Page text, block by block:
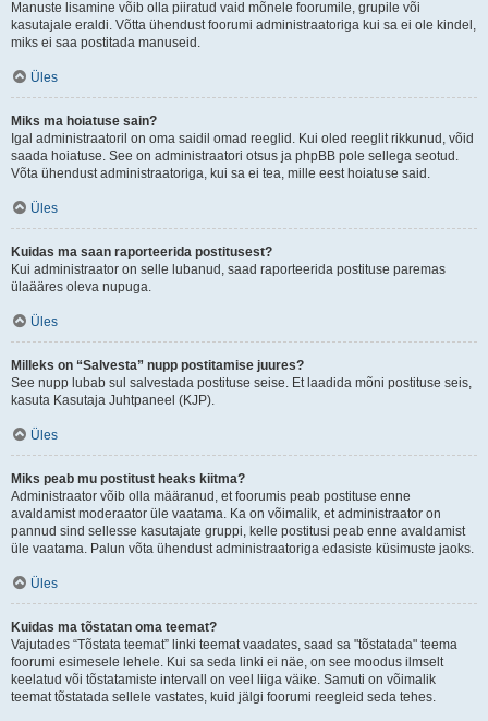
Manuste lisamine võib olla piiratud vaid mõnele foorumile, grupile või
kasutajale eraldi. Võtta ühendust foorumi administraatoriga kui sa ei ole kindel,
miks ei saa postitada manuseid.
Üles
Miks ma hoiatuse sain?
Igal administraatoril on oma saidil omad reeglid. Kui oled reeglit rikkunud, võid
saada hoiatuse. See on administraatori otsus ja phpBB pole sellega seotud.
Võta ühendust administraatoriga, kui sa ei tea, mille eest hoiatuse said.
Üles
Kuidas ma saan raporteerida postitusest?
Kui administraator on selle lubanud, saad raporteerida postituse paremas
ülaääres oleva nupuga.
Üles
Milleks on “Salvesta” nupp postitamise juures?
See nupp lubab sul salvestada postituse seise. Et laadida mõni postituse seis,
kasuta Kasutaja Juhtpaneel (KJP).
Üles
Miks peab mu postitust heaks kiitma?
Administraator võib olla määranud, et foorumis peab postituse enne
avaldamist moderaator üle vaatama. Ka on võimalik, et administraator on
pannud sind sellesse kasutajate gruppi, kelle postitusi peab enne avaldamist
üle vaatama. Palun võta ühendust administraatoriga edasiste küsimuste jaoks.
Üles
Kuidas ma tõstatan oma teemat?
Vajutades “Tõstata teemat” linki teemat vaadates, saad sa "tõstatada" teema
foorumi esimesele lehele. Kui sa seda linki ei näe, on see moodus ilmselt
keelatud või tõstatamiste intervall on veel liiga väike. Samuti on võimalik
teemat tõstatada sellele vastates, kuid jälgi foorumi reegleid seda tehes.